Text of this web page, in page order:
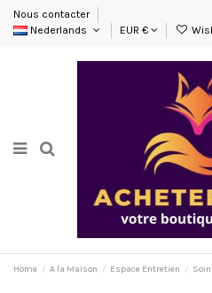
Nous contacter
Nederlands
EUR €
Home A la Maison Espace Entretien